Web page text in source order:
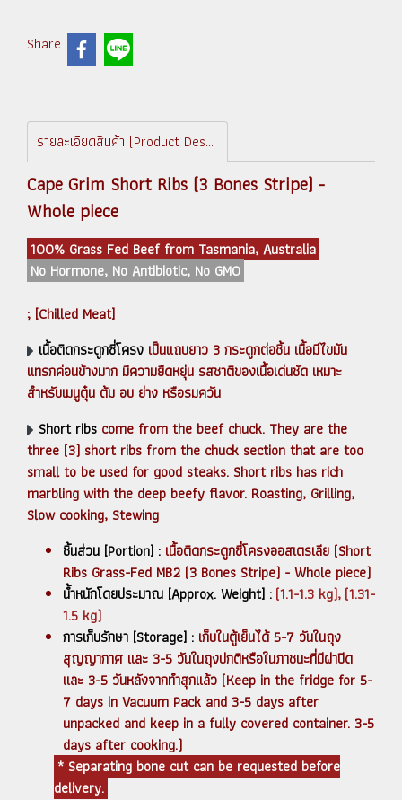
Share
รายละเอียดสินค้า (Product Description)
Cape Grim Short Ribs (3 Bones Stripe) -
Whole piece
100% Grass Fed Beef from Tasmania, Australia
No Hormone, No Antibiotic, No GMO
; [Chilled Meat]
เนื้อติดกระดูกซี่โครงเป็นแถบยาว 3 กระดูกต่อชิ้น เนื้อมีไขมัน
แทรกค่อนข้างมาก มีความยืดหยุ่น รสชาติของเนื้อเด่นชัด เหมาะ
สำหรับเมนูตุ๋น ต้ม อบ ย่าง หรือรมควัน
Short ribscome from the beef chuck. They are the
three (3) short ribs from the chuck section that are too
small to be used for good steaks. Short ribs has rich
marbling with the deep beefy flavor. Roasting, Grilling,
Slow cooking, Stewing
ชิ้นส่วน [Portion] : เนื้อติดกระดูกซี่โครงออสเตรเลีย (Short
Ribs Grass-Fed MB2 (3 Bones Stripe) - Whole piece)
น้ำหนักโดยประมาณ [Approx. Weight] : (1.1-1.3 kg), (1.31-
1.5 kg)
การเก็บรักษา [Storage] : เก็บในตู้เย็นได้ 5-7 วันในถุง
สุญญากาศ และ 3-5 วันในถุงปกติหรือในภาชนะที่มีฝาปิด
และ 3-5 วันหลังจากทำสุกแล้ว (Keep in the fridge for 5-
7 days in Vacuum Pack and 3-5 days after
unpacked and keep in a fully covered container. 3-5
days after cooking.)
* Separating bone cut can be requested before
delivery.